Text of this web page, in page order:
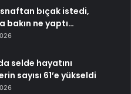
bıçak istedi,
bakın ne yaptı…
selde hayatını
sayısı 61’e yükseldi